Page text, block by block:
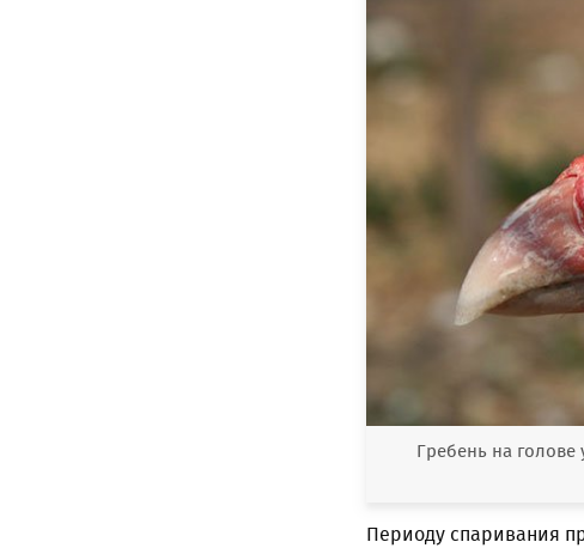
Гребень на
Периоду спаривания